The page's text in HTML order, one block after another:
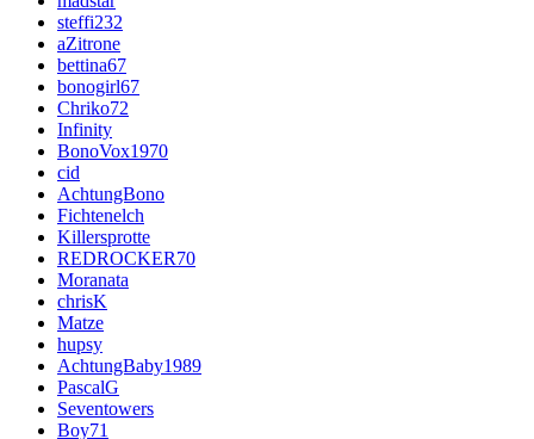
steffi232
aZitrone
bettina67
bonogirl67
Chriko72
Infinity
BonoVox1970
cid
AchtungBono
Fichtenelch
Killersprotte
REDROCKER70
Moranata
chrisK
Matze
hupsy
AchtungBaby1989
PascalG
Seventowers
Boy71